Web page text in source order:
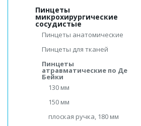
Пинцеты
микрохирургические
сосудистые
Пинцеты анатомические
Пинцеты для тканей
Пинцеты
атравматические по Де
Бейки
130 мм
150 мм
плоская ручка, 180 мм